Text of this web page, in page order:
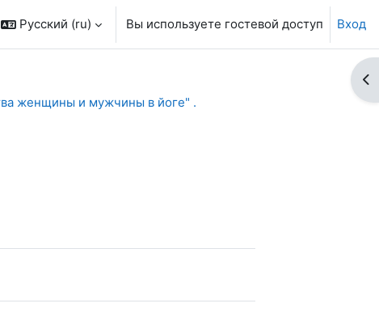
Русский ‎(ru)‎ Вы используете гостевой доступ Вход
женщины и мужчины в йоге" .